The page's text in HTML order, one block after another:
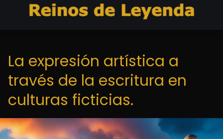
La expresión artística a
través de la escritura en
culturas ficticias.